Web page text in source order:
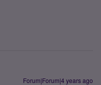
Forum|Forum|4 years ago